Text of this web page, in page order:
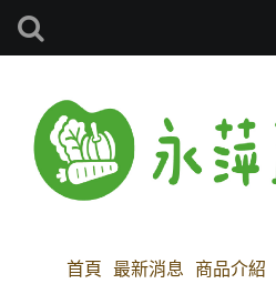
首頁 最新消息 商品介紹